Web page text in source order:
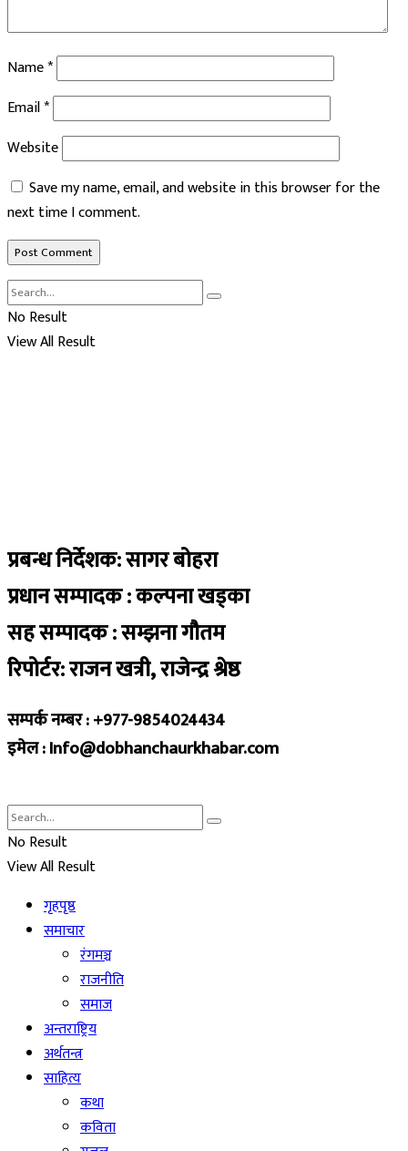
Name*
Email*
Website
Save my name, email, and website in this browser for the
next time I comment.
No Result
View All Result
प्रबन्ध निर्देशक: सागर बोहरा
प्रधान सम्पादक : कल्पना खड्का
सह सम्पादक : सम्झना गौतम
रिपोर्टर: राजन खत्री, राजेन्द्र श्रेष्ठ
सम्पर्क नम्बर : +977-9854024434
इमेल : Info@dobhanchaurkhabar.com
No Result
View All Result
गृहपृष्ठ
समाचार
रंगमञ्च
राजनीति
समाज
अन्तराष्ट्रिय
अर्थतन्त्र
साहित्य
कथा
कविता